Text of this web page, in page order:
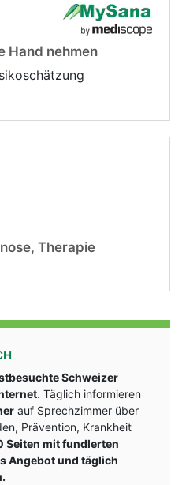
Hand nehmen
Therapie
Schweizer
. Täglich informieren
auf Sprechzimmer über
Prävention, Krankheit
Seiten mit fundlerten
Angebot und täglich